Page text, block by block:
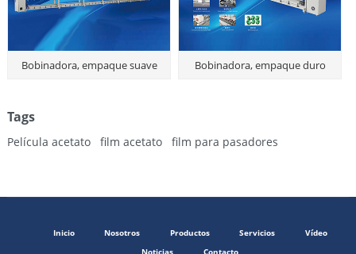
Bobinadora, empaque suave Bobinadora, empaque duro
Tags
Película acetato film acetato film para pasadores
Inicio Nosotros Productos Servicios
Vídeo
Noticias
Contacto